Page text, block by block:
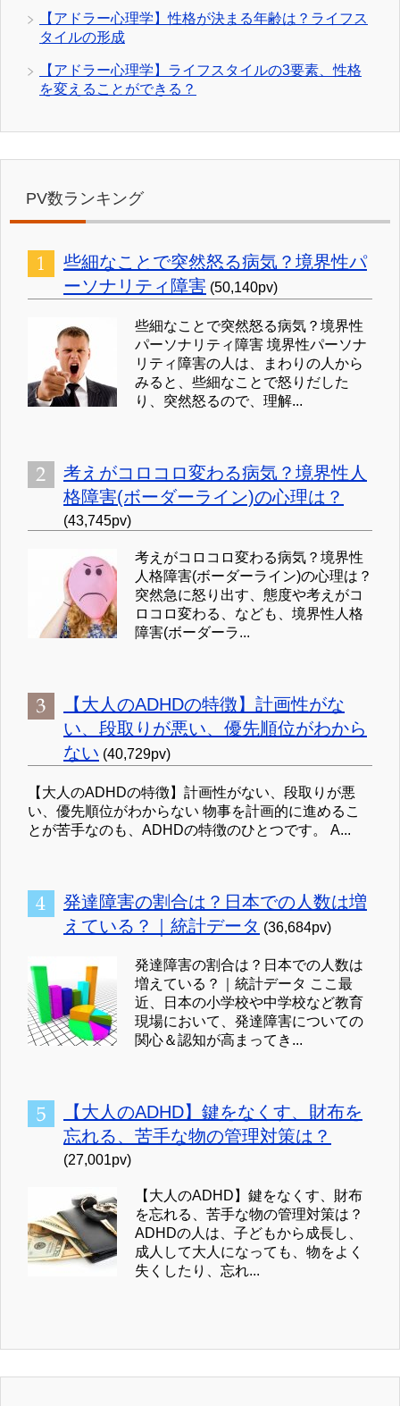
【アドラー心理学】性格が決まる年齢は？ライフス
タイルの形成
【アドラー心理学】ライフスタイルの3要素、性格
を変えることができる？
PV数ランキング
些細なことで突然怒る病気？境界性パ
ーソナリティ障害 (50,140pv)
些細なことで突然怒る病気？境界性
パーソナリティ障害 境界性パーソナ
リティ障害の人は、まわりの人から
みると、些細なことで怒りだした
り、突然怒るので、理解...
考えがコロコロ変わる病気？境界性人
格障害(ボーダーライン)の心理は？
(43,745pv)
考えがコロコロ変わる病気？境界性
人格障害(ボーダーライン)の心理は？
突然急に怒り出す、態度や考えがコ
ロコロ変わる、なども、境界性人格
障害(ボーダーラ...
【大人のADHDの特徴】計画性がな
い、段取りが悪い、優先順位がわから
ない (40,729pv)
【大人のADHDの特徴】計画性がない、段取りが悪
い、優先順位がわからない 物事を計画的に進めるこ
とが苦手なのも、ADHDの特徴のひとつです。 A...
発達障害の割合は？日本での人数は増
えている？｜統計データ (36,684pv)
発達障害の割合は？日本での人数は
増えている？｜統計データ ここ最
近、日本の小学校や中学校など教育
現場において、発達障害についての
関心＆認知が高まってき...
【大人のADHD】鍵をなくす、財布を
忘れる、苦手な物の管理対策は？
(27,001pv)
【大人のADHD】鍵をなくす、財布
を忘れる、苦手な物の管理対策は？
ADHDの人は、子どもから成長し、
成人して大人になっても、物をよく
失くしたり、忘れ...